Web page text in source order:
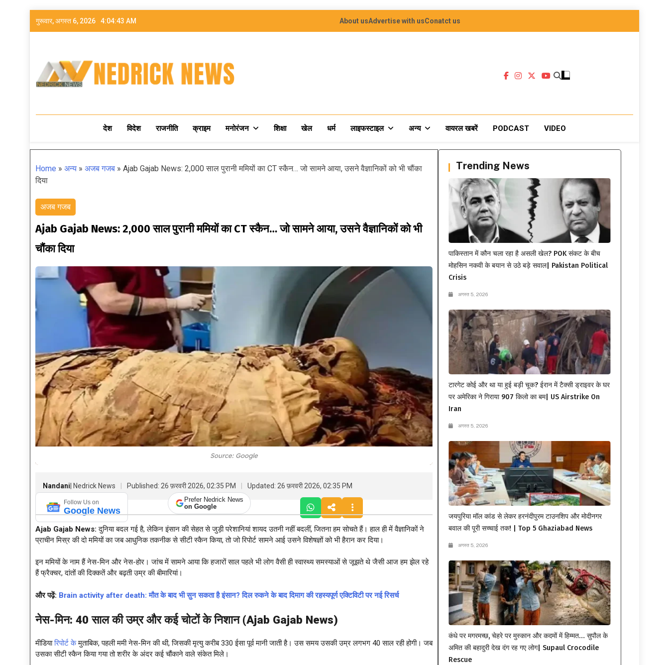
गुरूवार, अगस्त 6, 2026 4:04:45 AM About usAdvertise with usConatct us
NEDRICK NEWS
देश विदेश राजनीति क्राइम मनोरंजन शिक्षा खेल धर्म लाइफस्टाइल अन्य वायरल खबरें PODCAST VIDEO
Home » अन्य » अजब गजब » Ajab Gajab News: 2,000 साल पुरानी ममियों का CT स्कैन… जो सामने आया, उसने वैज्ञानिकों को भी चौंका
दिया
अजब गजब
Ajab Gajab News: 2,000 साल पुरानी ममियों का CT स्कैन… जो सामने आया, उसने वैज्ञानिकों को भी
चौंका दिया
Source: Google
Nandani | Nedrick News Published: 26 फ़रवरी 2026, 02:35 PM Updated: 26 फ़रवरी 2026, 02:35 PM
Follow Us on
Google News
Prefer Nedrick News
on Google
Ajab Gajab News:दुनिया बदल गई है, लेकिन इंसान की सेहत से जुड़ी परेशानियां शायद उतनी नहीं बदलीं, जितना हम सोचते हैं। हाल ही में वैज्ञानिकों ने
प्राचीन मिस्र की दो ममियों का जब आधुनिक तकनीक से सीटी स्कैन किया, तो जो रिपोर्ट सामने आई उसने विशेषज्ञों को भी हैरान कर दिया।
इन ममियों के नाम हैं नेस-मिन और नेस-होर। जांच में सामने आया कि हजारों साल पहले भी लोग वैसी ही स्वास्थ्य समस्याओं से जूझते थे जैसी आज हम झेल रहे
हैं फ्रैक्चर, दांतों की दिक्कतें और बढ़ती उम्र की बीमारियां।
और पढ़ें: Brain activity after death: मौत के बाद भी सुन सकता है इंसान? दिल रुकने के बाद दिमाग की रहस्यपूर्ण एक्टिविटी पर नई रिसर्च
नेस-मिन: 40 साल की उम्र और कई चोटों के निशान (Ajab Gajab News)
मीडियारिपोर्ट केमुताबिक, पहली ममी नेस-मिन की थी, जिसकी मृत्यु करीब 330 ईसा पूर्व मानी जाती है। उस समय उसकी उम्र लगभग 40 साल रही होगी। जब
उसका सीटी स्कैन किया गया तो शरीर के अंदर कई चौंकाने वाले संकेत मिले।
Trending News
पाकिस्तान में कौन चला रहा है असली खेल? POK संकट के बीच
मोहसिन नकवी के बयान से उठे बड़े सवाल| Pakistan Political
Crisis
अगस्त 5, 2026
टारगेट कोई और था या हुई बड़ी चूक? ईरान में टैक्सी ड्राइवर के घर
पर अमेरिका ने गिराया 907 किलो का बम| US Airstrike On
Iran
अगस्त 5, 2026
जयपुरिया मॉल कांड से लेकर हरनंदीपुरम टाउनशिप और मोदीनगर
बवाल की पूरी सच्चाई तक! | Top 5 Ghaziabad News
अगस्त 5, 2026
कंधे पर मगरमच्छ, चेहरे पर मुस्कान और कदमों में हिम्मत… सुपौल के
अमित की बहादुरी देख दंग रह गए लोग| Supaul Crocodile
Rescue